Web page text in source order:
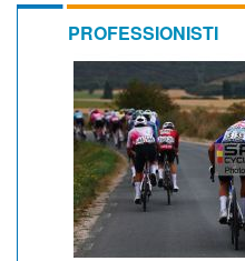
PROFESSIONISTI